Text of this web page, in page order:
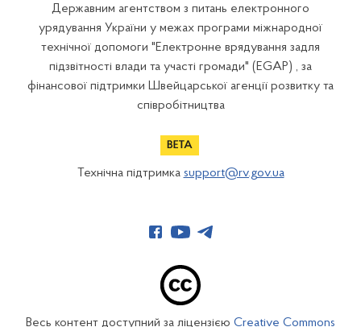
Державним агентством з питань електронного
урядування України у межах програми міжнародної
технічної допомоги "Електронне врядування задля
підзвітності влади та участі громади" (EGAP) , за
фінансової підтримки Швейцарської агенції розвитку та
співробітництва
Технічна підтримка support@rv.gov.ua
Весь контент доступний за ліцензією Creative Commons